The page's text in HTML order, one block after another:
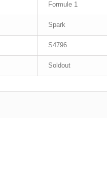
Formule 1
Spark
S4796
Soldout